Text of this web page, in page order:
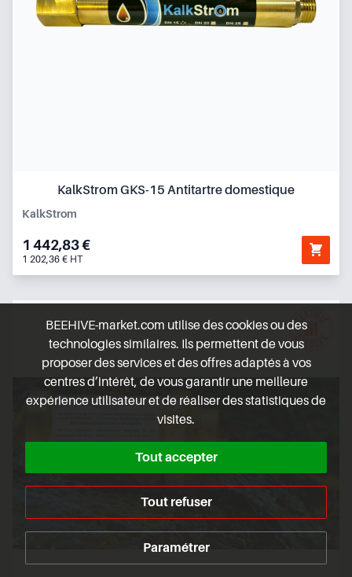
KalkStrom GKS-15 Antitartre domestique
KalkStrom
1 442,83 €
1 202,36 € HT
BEEHIVE-market.com utilise des cookies ou des
technologies similaires. Ils permettent de vous
proposer des services et des offres adaptés à vos
centres d’intérêt, de vous garantir une meilleure
expérience utilisateur et de réaliser des statistiques de
visites.
Tout accepter
Tout refuser
Paramétrer